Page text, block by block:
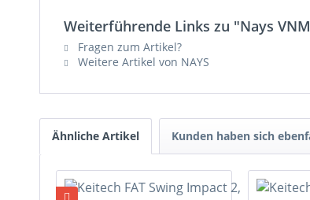
Weiterführende Links zu "Nays
Fragen zum Artikel?
Weitere Artikel von NAYS
Ähnliche Artikel Kunden haben sich